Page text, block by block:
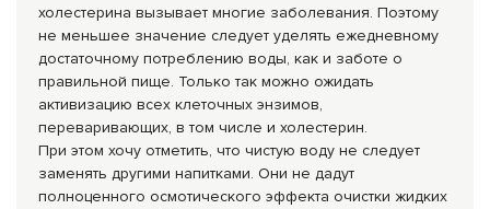
холестерина вызывает многие заболевания. Поэтому
не меньшее значение следует уделять ежедневному
достаточному по­треблению воды, как и заботе о
правильной пище. Только так можно ожидать
активизацию всех клеточных энзимов,
переваривающих, в том числе и холестерин.
При этом хочу отметить, что чистую воду не следует
заменять другими напитками. Они не дадут
полноценного осмотического эффекта очистки жидких